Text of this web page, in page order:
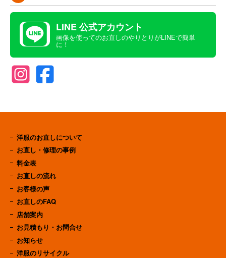
LINE 公式アカウント
画像を使ってのお直しのやりとりがLINEで簡単
に！
洋服のお直しについて
お直し・修理の事例
料金表
お直しの流れ
お客様の声
お直しのFAQ
店舗案内
お見積もり・お問合せ
お知らせ
洋服のリサイクル